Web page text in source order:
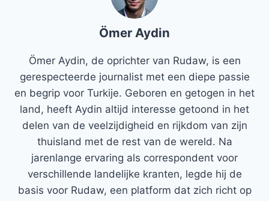
Ömer Aydin
Ömer Aydin, de oprichter van Rudaw, is een
gerespecteerde journalist met een diepe passie
en begrip voor Turkije. Geboren en getogen in het
land, heeft Aydin altijd interesse getoond in het
delen van de veelzijdigheid en rijkdom van zijn
thuisland met de rest van de wereld. Na
jarenlange ervaring als correspondent voor
verschillende landelijke kranten, legde hij de
basis voor Rudaw, een platform dat zich richt op